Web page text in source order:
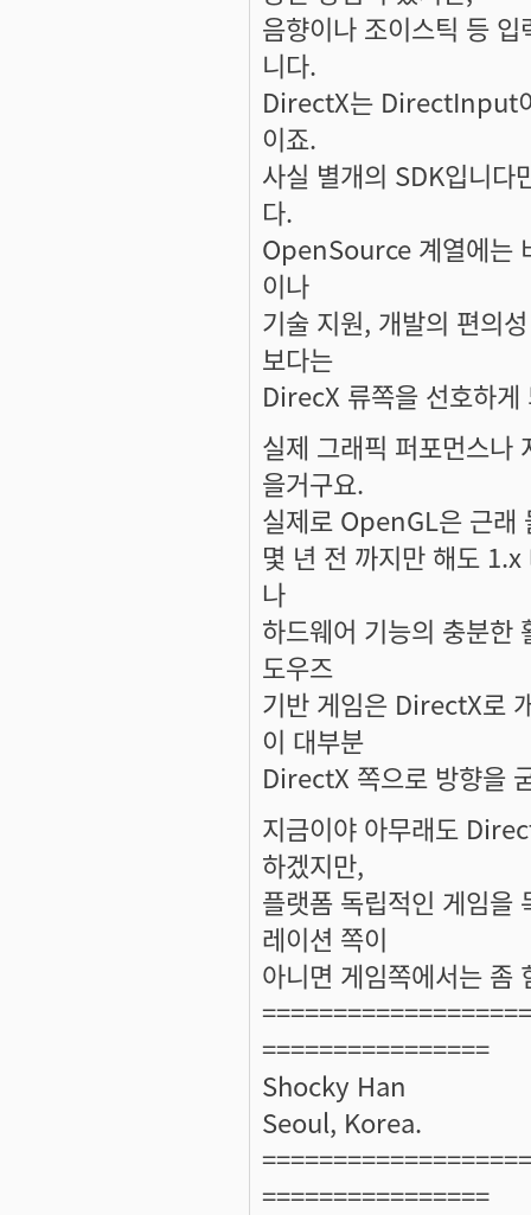
음향이나 조이스틱 등
니다.
DirectX는 DirectInput
이죠.
사실 별개의 SDK입니다
다.
OpenSource 계열에는
이나
기술 지원, 개발의 편의
보다는
DirecX 류쪽을 선호하게
실제 그래픽 퍼포먼스나
을거구요.
실제로 OpenGL은 근래
몇 년 전 까지만 해도
나
하드웨어 기능의 충분한
도우즈
기반 게임은 DirectX로
이 대부분
DirectX 쪽으로 방향을
지금이야 아무래도
하겠지만,
플랫폼 독립적인 게임을
레이션 쪽이
아니면 게임쪽에서는 좀
================
Shocky Han
Seoul, Korea.
================